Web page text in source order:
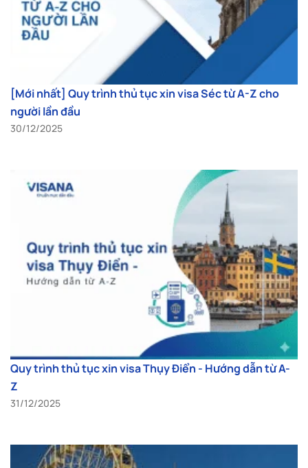
[Mới nhất] Quy trình thủ tục xin visa Séc từ A-Z cho
người lần đầu
30/12/2025
Quy trình thủ tục xin visa Thụy Điển - Hướng dẫn từ A-
Z
31/12/2025